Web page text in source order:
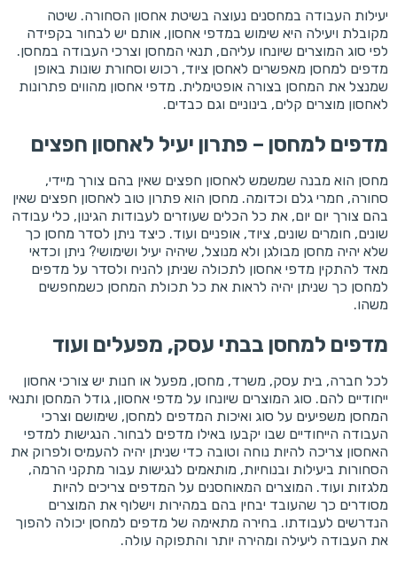
יעילות העבודה במחסנים נעוצה בשיטת אחסון הסחורה. שיטה
מקובלת ויעילה היא שימוש במדפי אחסון, אותם יש לבחור בקפידה
לפי סוג המוצרים שיונחו עליהם, תנאי המחסן וצרכי העבודה במחסן.
מדפים למחסן מאפשרים לאחסן ציוד, רכוש וסחורת שונות באופן
שמנצל את המחסן בצורה אופטימלית. מדפי אחסון מהווים פתרונות
לאחסון מוצרים קלים, בינוניים וגם כבדים.
מדפים למחסן – פתרון יעיל לאחסון חפצים
מחסן הוא מבנה שמשמש לאחסון חפצים שאין בהם צורך מיידי,
סחורה, חמרי גלם וכדומה. מחסן הוא פתרון טוב לאחסון חפצים שאין
בהם צורך יום יום, את כל הכלים שעוזרים לעבודות הגינון, כלי עבודה
שונים, חומרים שונים, ציוד, אופניים ועוד. כיצד ניתן לסדר מחסן כך
שלא יהיה מחסן מבולגן ולא מנוצל, שיהיה יעיל ושימושי? ניתן וכדאי
מאד להתקין מדפי אחסון לתכולה שניתן להניח ולסדר על מדפים
למחסן כך שניתן יהיה לראות את כל תכולת המחסן כשמחפשים
משהו.
מדפים למחסן בבתי עסק, מפעלים ועוד
לכל חברה, בית עסק, משרד, מחסן, מפעל או חנות יש צורכי אחסון
ייחודיים להם. סוג המוצרים שיונחו על מדפי אחסון, גודל המחסן ותנאי
המחסן משפיעים על סוג ואיכות המדפים למחסן, שימושם וצרכי
העבודה הייחודיים שבו יקבעו באילו מדפים לבחור. הנגישות למדפי
האחסון צריכה להיות נוחה וטובה כדי שניתן יהיה להעמיס ולפרוק את
הסחורות ביעילות ובנוחיות, מותאמים לנגישות עבור מתקני הרמה,
מלגזות ועוד. המוצרים המאוחסנים על המדפים צריכים להיות
מסודרים כך שהעובד יבחין בהם במהירות וישלוף את המוצרים
הנדרשים לעבודתו. בחירה מתאימה של מדפים למחסן יכולה להפוך
את העבודה ליעילה ומהירה יותר והתפוקה עולה.